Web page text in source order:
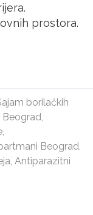
prostora.
borilačkih
Beograd
,
Beograd
Antiparazitni